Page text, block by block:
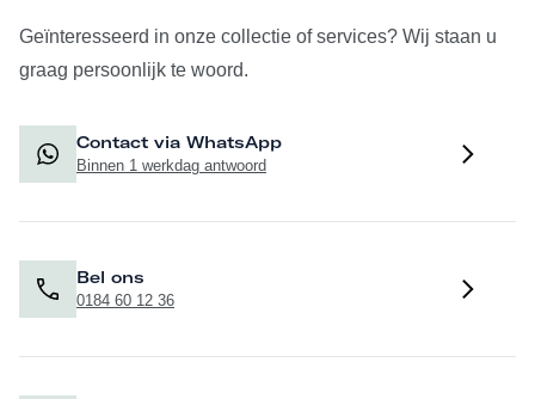
Geïnteresseerd in onze collectie of services? Wij staan u
graag persoonlijk te woord.
Contact via WhatsApp
Binnen 1 werkdag antwoord
Bel ons
0184 60 12 36